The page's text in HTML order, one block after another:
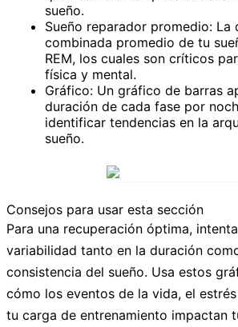
sueño.
Sueño reparador promedio: La
combinada promedio de tu
REM, los cuales son críticos
física y mental.
Gráfico: Un gráfico de barras
duración de cada fase por
identificar tendencias en la
sueño.
Consejos para usar esta sección
Para una recuperación óptima,
variabilidad tanto en la duración
consistencia del sueño. Usa estos
cómo los eventos de la vida, el
tu carga de entrenamiento impactan